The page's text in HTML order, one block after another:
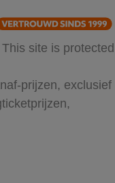
site is protected
prijzen, exclusief